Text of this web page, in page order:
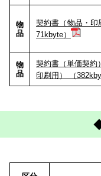
物
品
契約書（物品・印
71kbyte）
物
品
契約書（単価契約
印刷用） （